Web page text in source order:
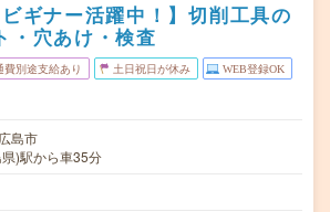
ビギナー活躍中！】切削工具の
・穴あけ・検査
費別途支給あり 土日祝日が休み WEB登録OK
島市
)駅から車35分